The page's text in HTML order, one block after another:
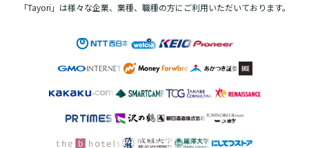
「Tayori」は様々な企業、業種、職種の方に ご利用いただいております。